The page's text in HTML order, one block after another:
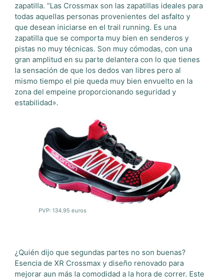
zapatilla. “Las Crossmax son las zapatillas ideales para
todas aquellas personas provenientes del asfalto y
que desean iniciarse en el trail running. Es una
zapatilla que se comporta muy bien en senderos y
pistas no muy técnicas. Son muy cómodas, con una
gran amplitud en su parte delantera con lo que tienes
la sensación de que los dedos van libres pero al
mismo tiempo el pie queda muy bien envuelto en la
zona del empeine proporcionando seguridad y
estabilidad».
PVP: 134.95 euros
¿Quién dijo que segundas partes no son buenas?
Esencia de XR Crossmax y diseño renovado para
mejorar aun más la comodidad a la hora de correr. Este